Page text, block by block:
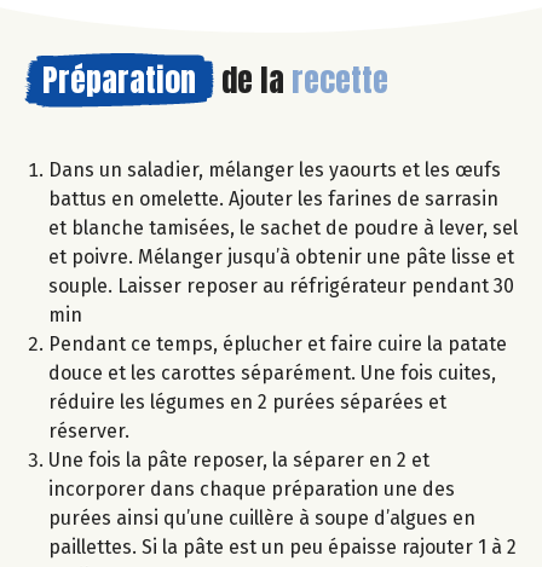
Préparation de la recette
Dans un saladier, mélanger les yaourts et les œufs
battus en omelette. Ajouter les farines de sarrasin
et blanche tamisées, le sachet de poudre à lever, sel
et poivre. Mélanger jusqu’à obtenir une pâte lisse et
souple. Laisser reposer au réfrigérateur pendant 30
min
Pendant ce temps, éplucher et faire cuire la patate
douce et les carottes séparément. Une fois cuites,
réduire les légumes en 2 purées séparées et
réserver.
Une fois la pâte reposer, la séparer en 2 et
incorporer dans chaque préparation une des
purées ainsi qu’une cuillère à soupe d’algues en
paillettes. Si la pâte est un peu épaisse rajouter 1 à 2